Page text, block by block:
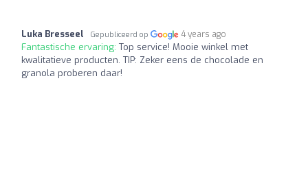
Luka Bresseel Gepubliceerd op 4 years ago
Fantastische ervaring: Top service! Mooie winkel met
kwalitatieve producten. TIP: Zeker eens de chocolade en
granola proberen daar!